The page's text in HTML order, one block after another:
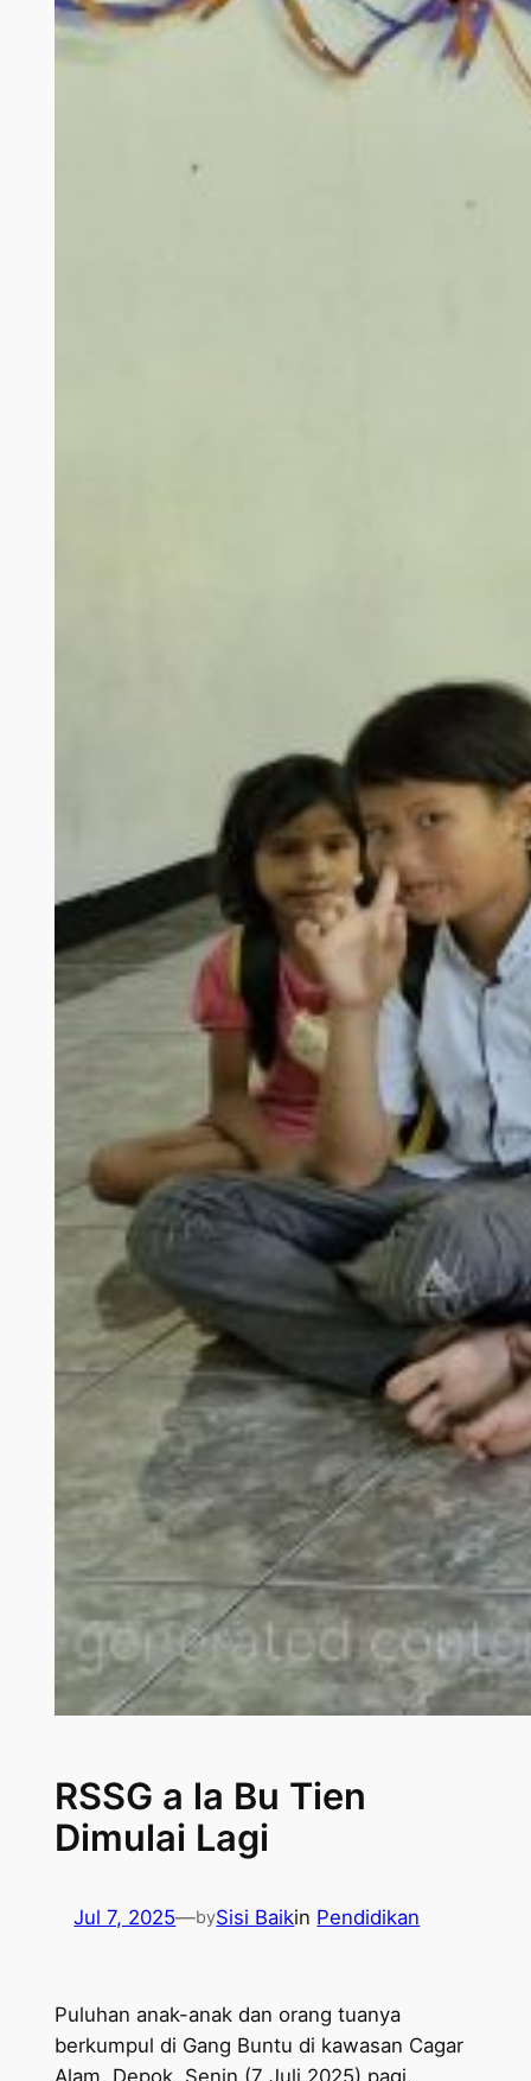
RSSG a la Bu Tien
Dimulai Lagi
Jul 7, 2025—bySisi Baikin Pendidikan
Puluhan anak-anak dan orang tuanya
berkumpul di Gang Buntu di kawasan Cagar